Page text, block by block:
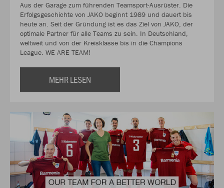
Aus der Garage zum führenden Teamsport-Ausrüster. Die
Erfolgsgeschichte von JAKO beginnt 1989 und dauert bis
heute an. Seit der Gründung ist es das Ziel von JAKO, der
optimale Partner für alle Teams zu sein. In Deutschland,
weltweit und von der Kreisklasse bis in die Champions
League. WE ARE TEAM!
MEHR LESEN